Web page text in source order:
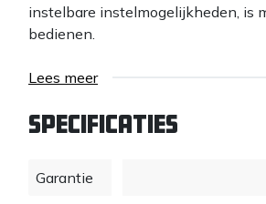
instelbare instelmogelijkheden, is
bedienen.
Lees meer
Specificaties
Garantie